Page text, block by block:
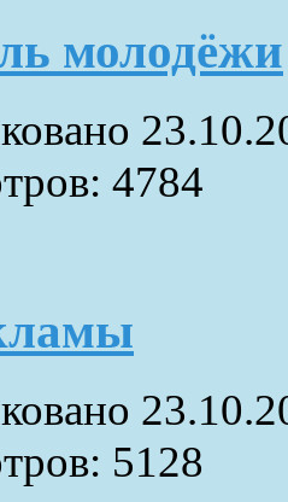
молодёжи
4784
5128